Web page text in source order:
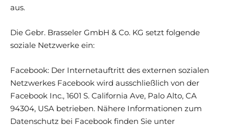
aus.
Die Gebr. Brasseler GmbH & Co. KG setzt folgende
soziale Netzwerke ein:
Facebook: Der Internetauftritt des externen sozialen
Netzwerkes Facebook wird ausschließlich von der
Facebook Inc., 1601 S. California Ave, Palo Alto, CA
94304, USA betrieben. Nähere Informationen zum
Datenschutz bei Facebook finden Sie unter